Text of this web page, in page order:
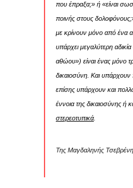
που έπραξα;» ή «είναι
ποινής στους
με κρίνουν μόνο από ένα
υπάρχει μεγαλύτερη
αθώου») είναι ένας μόνο
δικαιοσύνη. Και υπάρχουν
επίσης υπάρχουν και
έννοια της δικαιοσύνης ή
στερεοτυπικά.
Της Μαγδαληνής Τσεβρένη